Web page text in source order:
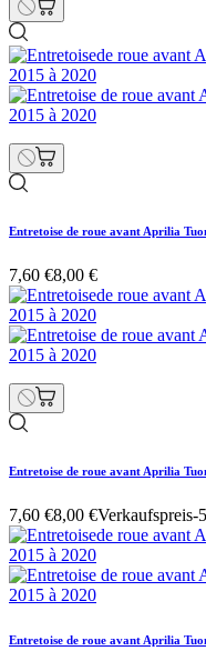
Entretoise de roue avant Aprilia
7,60 €8,00 €
Entretoise de roue avant Aprilia
7,60 €8,00 €Verkaufspreis-
Entretoise de roue avant Aprilia